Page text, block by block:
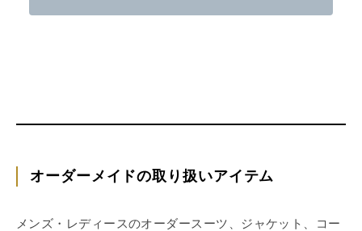
オーダーメイドの取り扱いアイテム
メンズ・レディースのオーダースーツ、ジャケット、コー